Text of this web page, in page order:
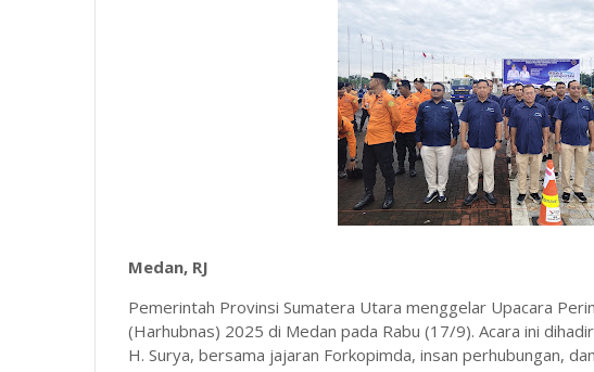
Medan, RJ
Pemerintah Provinsi Sumatera Utara menggelar Upacara
(Harhubnas) 2025 di Medan pada Rabu (17/9). Acara ini
H. Surya, bersama jajaran Forkopimda, insan perhubungan,